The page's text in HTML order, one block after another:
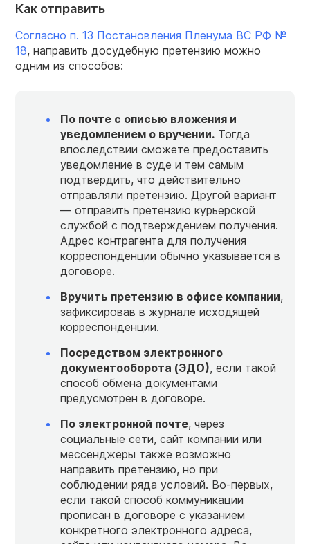
Как отправить
Согласно п. 13 Постановления Пленума ВС РФ №
18, направить досудебную претензию можно
одним из способов:
По почте с описью вложения и
уведомлением о вручении. Тогда
впоследствии сможете предоставить
уведомление в суде и тем самым
подтвердить, что действительно
отправляли претензию. Другой вариант
— отправить претензию курьерской
службой с подтверждением получения.
Адрес контрагента для получения
корреспонденции обычно указывается в
договоре.
Вручить претензию в офисе компании,
зафиксировав в журнале исходящей
корреспонденции.
Посредством электронного
документооборота (ЭДО), если такой
способ обмена документами
предусмотрен в договоре.
По электронной почте, через
социальные сети, сайт компании или
мессенджеры также возможно
направить претензию, но при
соблюдении ряда условий. Во-первых,
если такой способ коммуникации
прописан в договоре с указанием
конкретного электронного адреса,